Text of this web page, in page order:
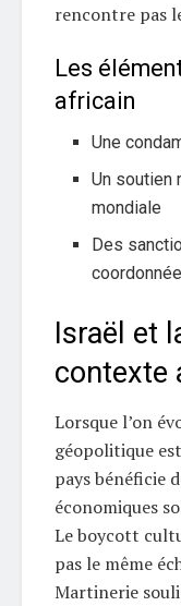
rencontre pas
Les
africain
Une
Un soutien
mondiale
Des
Israël et
contexte
Lorsque l’on
géopolitique
pays bénéficie
économiques
Le boycott
pas le même
Martinerie